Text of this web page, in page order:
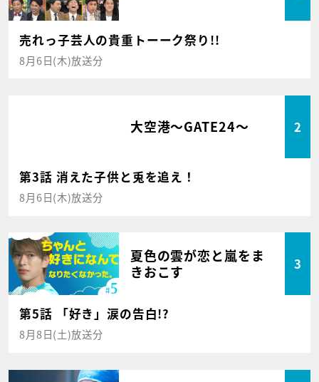
売れっ子芸人の貴重トーーク祭り!!
8月6日(木)放送分
大空港～GATE24～ 2
第3話 消えた子供と兎を追え！
8月6日(木)放送分
夏色の雲が恋と嵐をま
きおこす
3
第5話 「好き」涙の告白!?
8月8日(土)放送分